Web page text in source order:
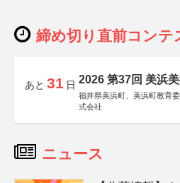
締め切り直前コンテ
あと 31 日 2026 第37回 美浜
福井県美浜町、美浜町教育
式会社
ニュース